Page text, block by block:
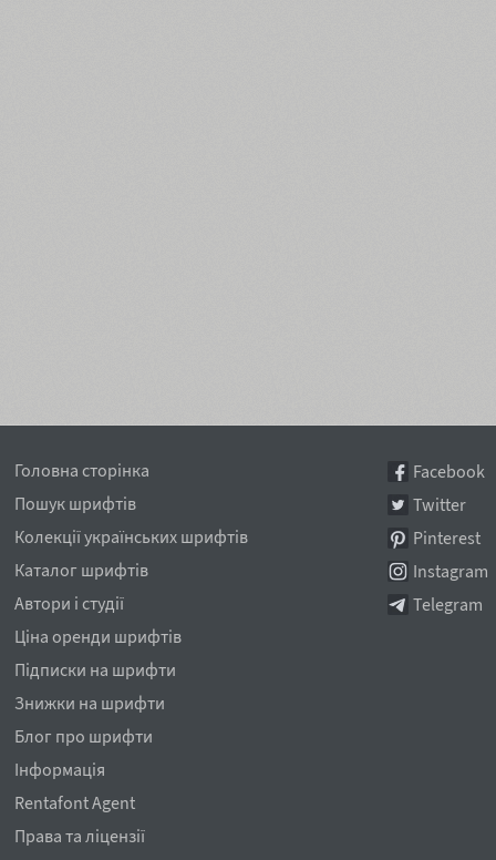
Головна сторінка
Пошук шрифтів
Колекції українських шрифтів
Каталог шрифтів
Автори і студії
Ціна оренди шрифтів
Підписки на шрифти
Знижки на шрифти
Блог про шрифти
Інформація
Rentafont Agent
Права та ліцензії
Facebook
Twitter
Pinterest
Instagram
Telegram